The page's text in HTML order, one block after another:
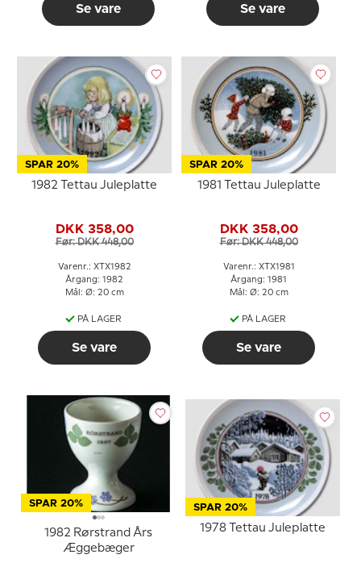
Se vare Se vare
SPAR 20%
1982 Tettau Juleplatte
DKK 358,00
Før: DKK 448,00
Varenr.: XTX1982
Årgang: 1982
Mål: Ø: 20 cm
PÅ LAGER
Se vare
SPAR 20%
1981 Tettau Juleplatte
DKK 358,00
Før: DKK 448,00
Varenr.: XTX1981
Årgang: 1981
Mål: Ø: 20 cm
PÅ LAGER
Se vare
SPAR 20%
1982 Rørstrand Års
Æggebæger
SPAR 20%
1978 Tettau Juleplatte